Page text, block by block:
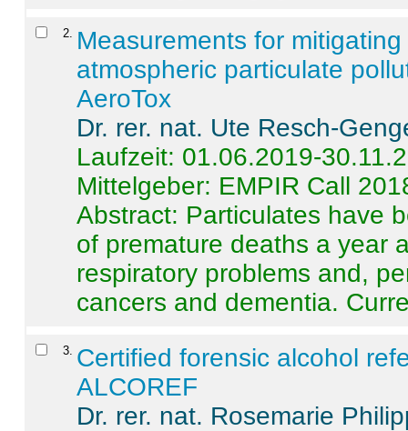
2
Measurements for
atmospheric particulate
AeroTox
Dr. rer. nat. Ute Resch-
Laufzeit: 01.06.2019-
Mittelgeber: EMPIR Call
Abstract: Particulates have
of premature deaths a year
respiratory problems and,
cancers and dementia.
3 Certified forensic alcohol
ALCOREF
Dr. rer. nat. Rosemarie